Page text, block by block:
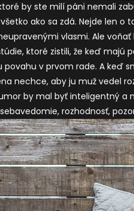
by ste milí páni nemali
ako sa zdá. Nejde len o
vlasmi. Ale
ktoré zistili, že keď majú
povahu v prvom rade. A keď
nechce, aby ju muž vedel
by mal byť inteligentný a
rozhodnosť,